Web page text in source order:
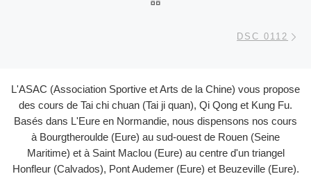
DSC 0112
L'ASAC (Association Sportive et Arts de la Chine) vous propose
des cours de Tai chi chuan (Tai ji quan), Qi Qong et Kung Fu.
Basés dans L'Eure en Normandie, nous dispensons nos cours
à Bourgtheroulde (Eure) au sud-ouest de Rouen (Seine
Maritime) et à Saint Maclou (Eure) au centre d'un triangel
Honfleur (Calvados), Pont Audemer (Eure) et Beuzeville (Eure).